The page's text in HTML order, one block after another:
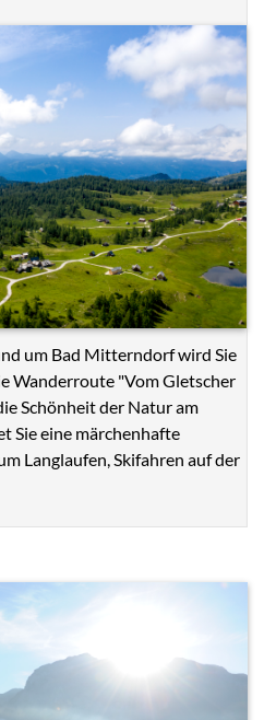
um Bad Mitterndorf wird Sie
Wanderroute "Vom Gletscher
Schönheit der Natur am
Sie eine märchenhafte
Langlaufen, Skifahren auf der